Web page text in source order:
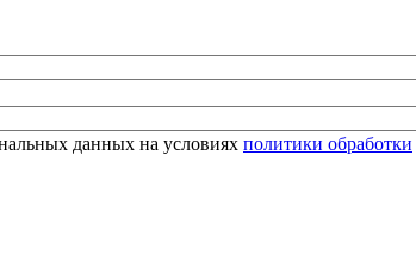
данных на условиях политики обработки